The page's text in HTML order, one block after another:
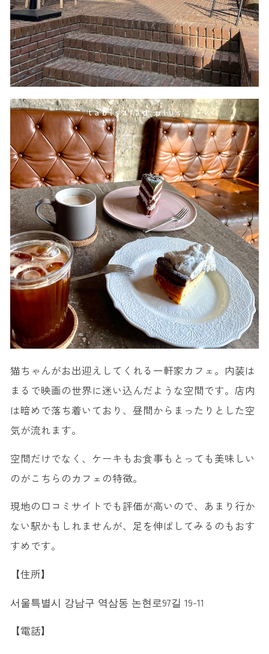
猫ちゃんがお出迎えしてくれる一軒家カフェ。内装は
まるで映画の世界に迷い込んだような空間です。店内
は暗めで落ち着いており、昼間からまったりとした空
気が流れます。
空間だけでなく、ケーキもお食事もとっても美味しい
のがこちらのカフェの特徴。
現地の口コミサイトでも評価が高いので、あまり行か
ない駅かもしれませんが、足を伸ばしてみるのもおす
すめです。
【住所】
서울특별시 강남구 역삼동 논현로97길 19-11
【電話】